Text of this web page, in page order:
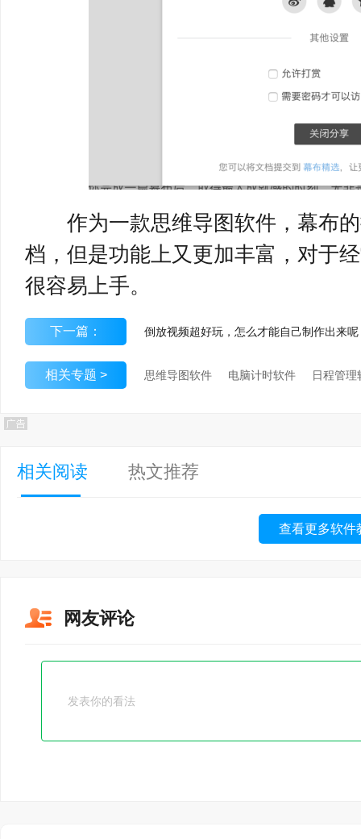
作为一款思维导图软件，幕布的
档，但是功能上又更加丰富，对于
很容易上手。
下一篇： 倒放视频超好玩，怎么才能自己制作出来呢
相关专题 > 思维导图软件 电脑计时软件 日程管理
相关阅读 热文推荐
查看更多软件
网友评论